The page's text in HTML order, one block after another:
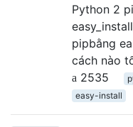
Python 2
pipbằng
cách nào
2535
easy-install